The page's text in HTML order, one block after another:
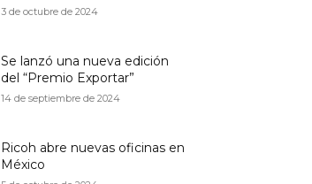
3 de octubre de 2024
Se lanzó una nueva edición
del “Premio Exportar”
14 de septiembre de 2024
Ricoh abre nuevas oficinas en
México